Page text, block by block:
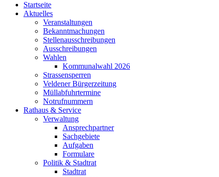
Startseite
Aktuelles
Veranstaltungen
Bekanntmachungen
Stellenausschreibungen
Ausschreibungen
Wahlen
Kommunalwahl 2026
Strassensperren
Veldener Bürgerzeitung
Müllabfuhrtermine
Notrufnummern
Rathaus & Service
Verwaltung
Ansprechpartner
Sachgebiete
Aufgaben
Formulare
Politik & Stadtrat
Stadtrat